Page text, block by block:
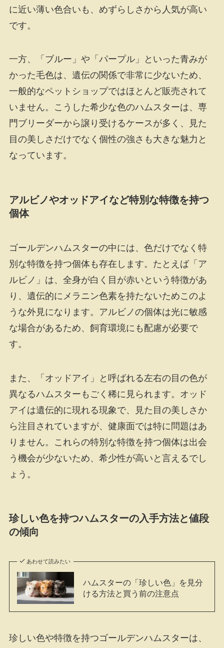
に近い薄い色合いも、めずらしさから人気が高い
です。
一方、「ブルー」や「パープル」といった青みが
かった毛色は、遺伝の関係で非常に少ないため、
一般的なペットショップではほとんど販売されて
いません。こうした希少な色のハムスターは、専
門ブリーダーから譲り受けるケースが多く、見た
目の美しさだけでなく個性の強さも大きな魅力と
なっています。
アルビノやオッドアイなど特別な特徴を持つ
個体
ゴールデンハムスターの中には、色だけでなく特
別な特徴を持つ個体も存在します。たとえば「ア
ルビノ」は、全身が白く目が赤いという特徴があ
り、遺伝的にメラニン色素を持たないためこのよ
うな外見になります。アルビノの個体は光に敏感
な場合があるため、飼育環境にも配慮が必要で
す。
また、「オッドアイ」と呼ばれる左右の目の色が
異なるハムスターもごく稀に見られます。オッド
アイは遺伝的に現れる現象で、見た目の美しさか
ら注目されていますが、健康面では特に問題はあ
りません。これらの特別な特徴を持つ個体は出会
う機会が少ないため、希少性が高いと言えるでし
ょう。
珍しい色を持つハムスターの入手方法と値段
の傾向
あわせて読みたい
ハムスターの「珍しい色」を見分
ける方法と買う前の注意点
珍しい色や特徴を持つゴールデンハムスターは、